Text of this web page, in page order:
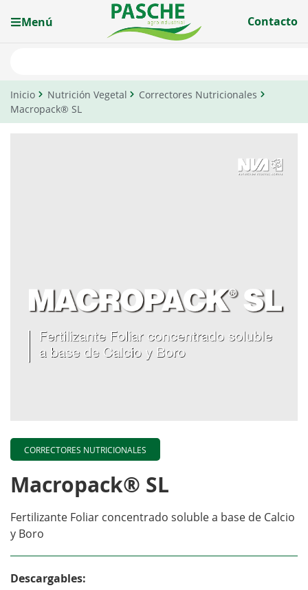
Menú Contacto
Inicio Nutrición Vegetal
Correctores Nutricionales
Macropack® SL
CORRECTORES NUTRICIONALES
Macropack® SL
Fertilizante Foliar concentrado soluble a base de Calcio
y Boro
Descargables: